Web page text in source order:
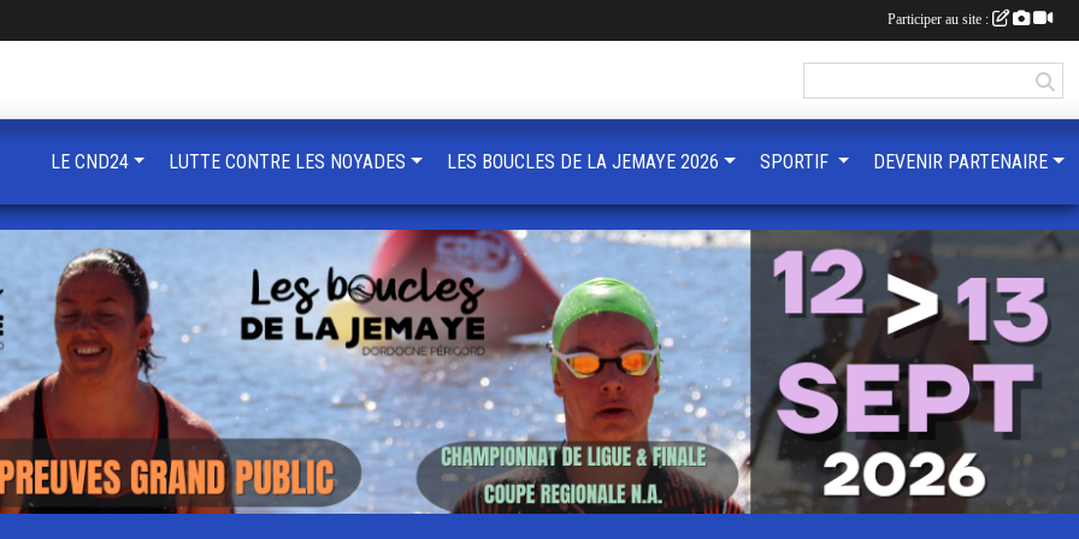
LE CND24 LUTTE CONTRE LES NOYADES LES BOUCLES DE LA JEMAYE 2026 SPORTIF DEVENIR PARTENAIRE
Participer au site :